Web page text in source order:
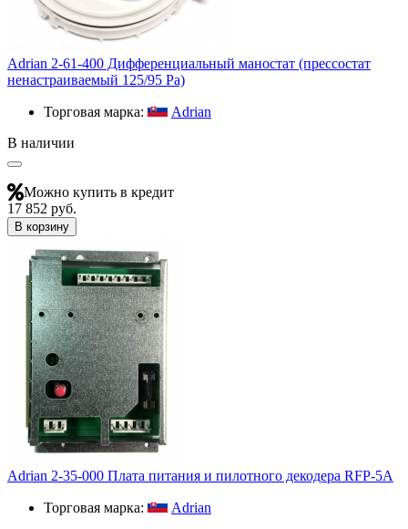
Adrian 2-61-400 Дифференциальный маностат (прессостат
ненастраиваемый 125/95 Pa)
Торговая марка:
Adrian
В наличии
Можно купить в кредит
17 852 руб.
В корзину
Adrian 2-35-000 Плата питания и пилотного декодера RFP-5A
Торговая марка:
Adrian